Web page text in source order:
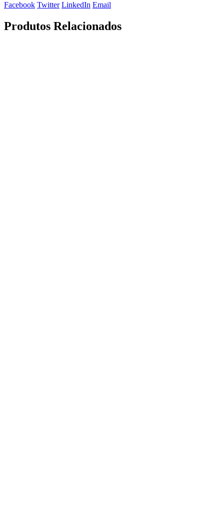
Facebook Twitter LinkedIn Email
Produtos Relacionados